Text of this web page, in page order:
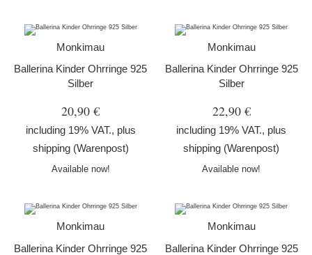
Monkimau
Ballerina Kinder Ohrringe 925
Silber
20,90 €
including 19% VAT., plus
shipping (Warenpost)
Available now!
Monkimau
Ballerina Kinder Ohrringe 925
Silber
22,90 €
including 19% VAT., plus
shipping (Warenpost)
Available now!
Monkimau
Ballerina Kinder Ohrringe 925
Monkimau
Ballerina Kinder Ohrringe 925